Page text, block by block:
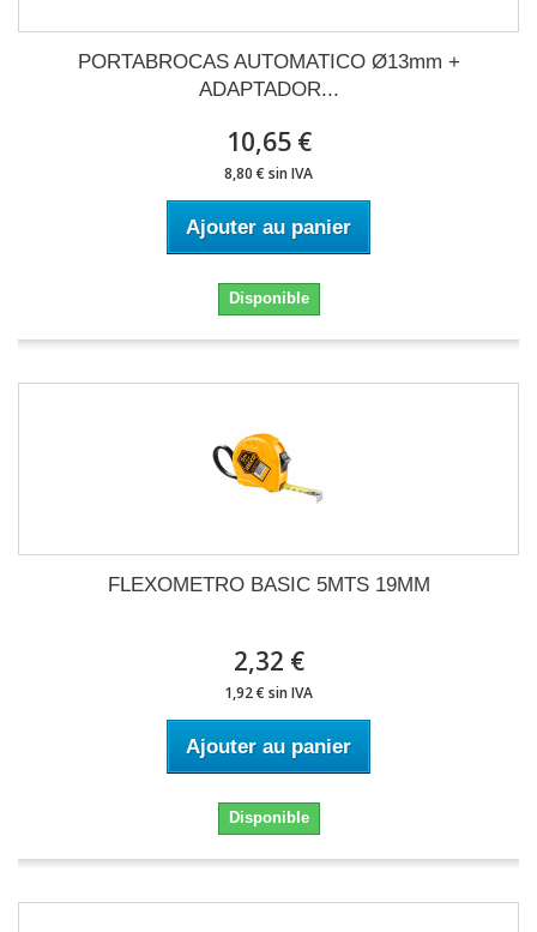
PORTABROCAS AUTOMATICO Ø13mm +
ADAPTADOR...
10,65 €
8,80 € sin IVA
Ajouter au panier
Disponible
FLEXOMETRO BASIC 5MTS 19MM
2,32 €
1,92 € sin IVA
Ajouter au panier
Disponible